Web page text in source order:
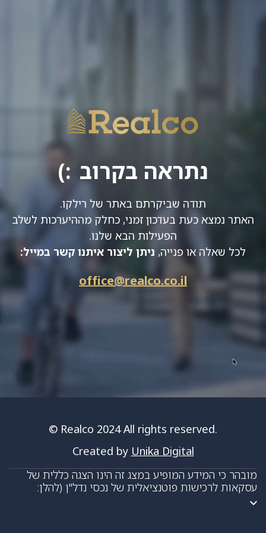
to
נתראה בקרוב
תודה שביקרתם באתר של רילקו.
האתר נמצא כעת בעדכון זמני, כחלק מההיערכות לשלב
הפעילות הבא שלנו.
לכל שאלה או פנייה, ניתן ליצור איתנו קשר במייל:
office@realco.co.il
© Realco 2024 All rights reserved.
מובהר כי המידע המופיע במצג זה הינו הצגה כללית של
עסקאות לרכישות פוטנציאלית של נכסי נדל"ן (להלן:
"הרכישה") ואינו מהווה "הצעה לציבור" להשקעה בניירות
Created by Unika Digital